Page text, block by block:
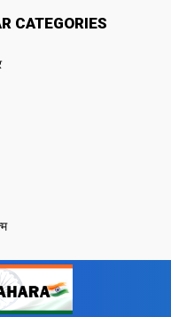
CATEGORIES